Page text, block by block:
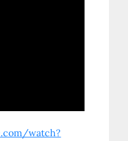
watch?